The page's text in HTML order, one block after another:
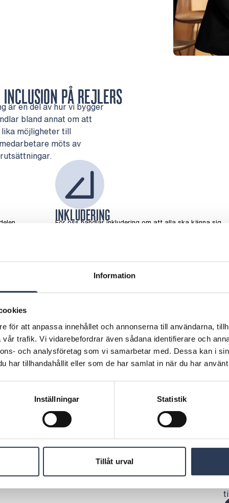
Information
för att anpassa innehållet och annonserna till användarna,
trafik. Vi vidarebefordrar även sådana identifierare och
och analysföretag som vi samarbetar med. Dessa kan i
har tillhandahållit eller som de har samlat in när du har
Inställningar Statistik
Tillåt urval
PÅ REJLERS
är en del av hur vi bygger
bland annat om att
möjligheter till
möts av
där
Rejlers.
INKLUDERING
För oss handlar inkludering om att alla ska känna sig
inkluderingsindex för att mäta upplevelsen av
inkludering bland våra medarbetare. Genom en
omfattande enkät har vi identifierat de faktorer som
har störst betydelse för att skapa en inkluderande